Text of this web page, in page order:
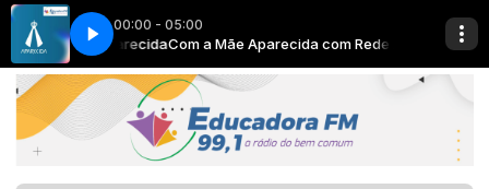
00:00 - 05:00
Rede AparecidaCom a Mãe Aparecida com Rede Aparecida
Now Playing info goes here